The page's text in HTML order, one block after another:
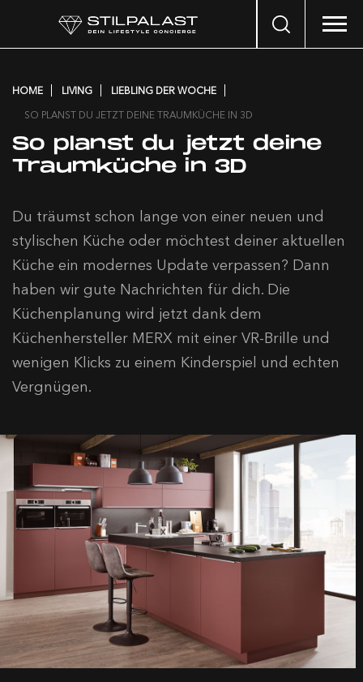
Search
HOME LIVING
LIEBLING DER WOCHE
SO PLANST DU JETZT DEINE TRAUMKÜCHE IN 3D
So planst du jetzt deine
Traumküche in 3D
Du träumst schon lange von einer neuen und
stylischen Küche oder möchtest deiner aktuellen
Küche ein modernes Update verpassen? Dann
haben wir gute Nachrichten für dich. Die
Küchenplanung wird jetzt dank dem
Küchenhersteller MERX mit einer VR-Brille und
wenigen Klicks zu einem Kinderspiel und echten
Vergnügen.